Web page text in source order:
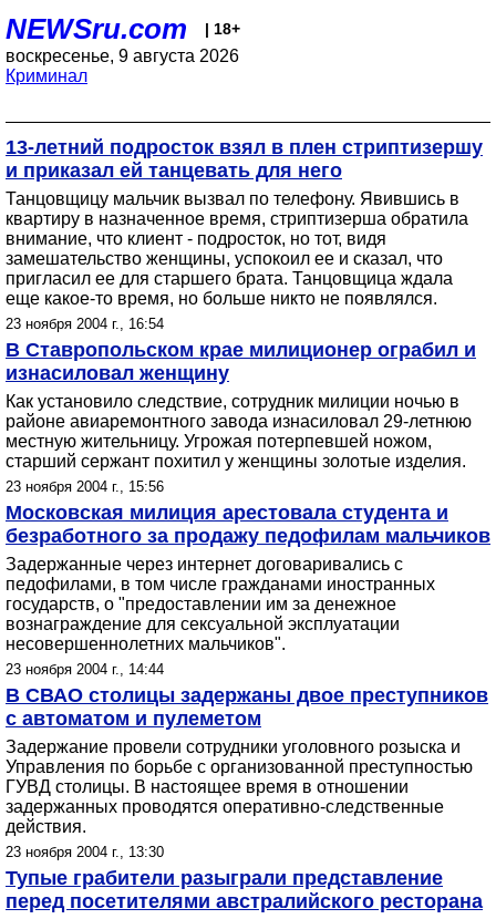
NEWSru.com | 18+
воскресенье, 9 августа 2026
Криминал
13-летний подросток взял в плен стриптизершу
и приказал ей танцевать для него
Танцовщицу мальчик вызвал по телефону. Явившись в
квартиру в назначенное время, стриптизерша обратила
внимание, что клиент - подросток, но тот, видя
замешательство женщины, успокоил ее и сказал, что
пригласил ее для старшего брата. Танцовщица ждала
еще какое-то время, но больше никто не появлялся.
23 ноября 2004 г., 16:54
В Ставропольском крае милиционер ограбил и
изнасиловал женщину
Как установило следствие, сотрудник милиции ночью в
районе авиаремонтного завода изнасиловал 29-летнюю
местную жительницу. Угрожая потерпевшей ножом,
старший сержант похитил у женщины золотые изделия.
23 ноября 2004 г., 15:56
Московская милиция арестовала студента и
безработного за продажу педофилам мальчиков
Задержанные через интернет договаривались с
педофилами, в том числе гражданами иностранных
государств, о "предоставлении им за денежное
вознаграждение для сексуальной эксплуатации
несовершеннолетних мальчиков".
23 ноября 2004 г., 14:44
В СВАО столицы задержаны двое преступников
с автоматом и пулеметом
Задержание провели сотрудники уголовного розыска и
Управления по борьбе с организованной преступностью
ГУВД столицы. В настоящее время в отношении
задержанных проводятся оперативно-следственные
действия.
23 ноября 2004 г., 13:30
Тупые грабители разыграли представление
перед посетителями австралийского ресторана